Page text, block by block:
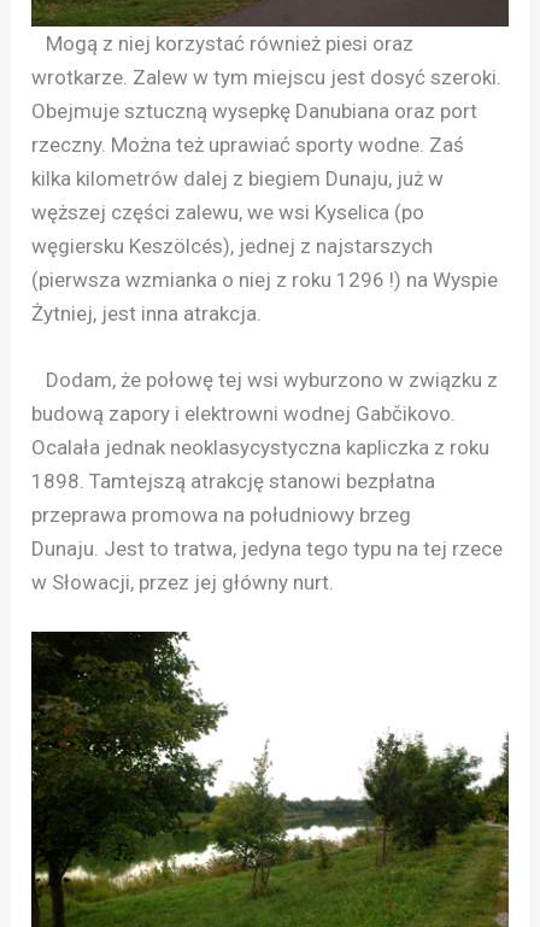
Mogą z niej korzystać również piesi oraz
wrotkarze. Zalew w tym miejscu jest dosyć szeroki.
Obejmuje sztuczną wysepkę Danubiana oraz port
rzeczny. Można też uprawiać sporty wodne. Zaś
kilka kilometrów dalej z biegiem Dunaju, już w
węższej części zalewu, we wsi Kyselica (po
węgiersku Keszölcés), jednej z najstarszych
(pierwsza wzmianka o niej z roku 1296 !) na Wyspie
Żytniej, jest inna atrakcja.
Dodam, że połowę tej wsi wyburzono w związku z
budową zapory i elektrowni wodnej Gabčikovo.
Ocalała jednak neoklasycystyczna kapliczka z roku
1898. Tamtejszą atrakcję stanowi bezpłatna
przeprawa promowa na południowy brzeg
Dunaju. Jest to tratwa, jedyna tego typu na tej rzece
w Słowacji, przez jej główny nurt.